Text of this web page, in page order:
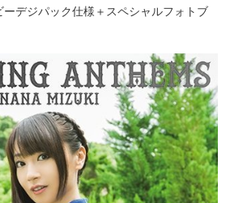
デジパック仕様＋スペシャルフォトブ